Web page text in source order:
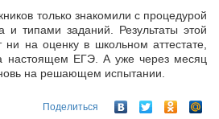
только знакомили с процедурой
и типами заданий. Результаты этой
на оценку в школьном аттестате,
настоящем ЕГЭ. А уже через месяц
на решающем испытании.
Поделиться